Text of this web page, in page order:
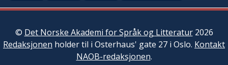
© Det Norske Akademi for Språk og Litteratur2026
Redaksjonen holder til i Osterhaus' gate 27 i Oslo. Kontakt
NAOB-redaksjonen.